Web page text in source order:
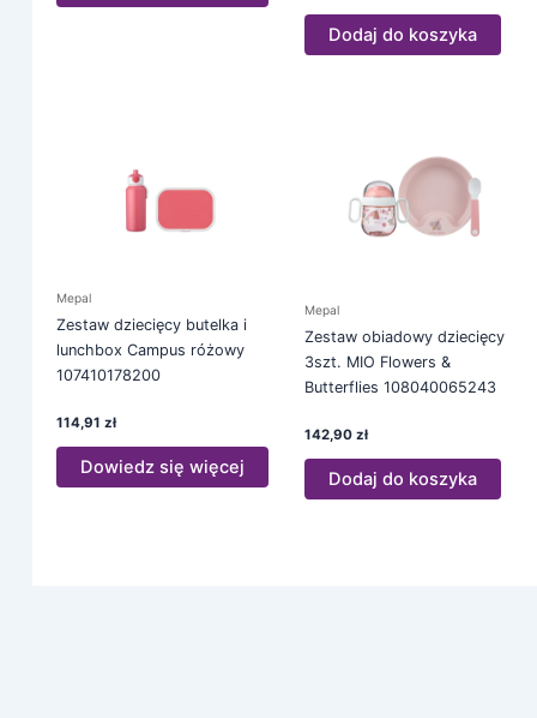
Dodaj do koszyka
Mepal
Zestaw dziecięcy butelka i
lunchbox Campus różowy
107410178200
114,91 zł
Dowiedz się więcej
Mepal
Zestaw obiadowy dziecięcy
3szt. MIO Flowers &
Butterflies 108040065243
142,90 zł
Dodaj do koszyka